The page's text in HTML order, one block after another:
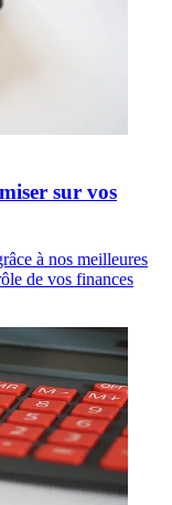
sur vos
à nos meilleures
de vos finances